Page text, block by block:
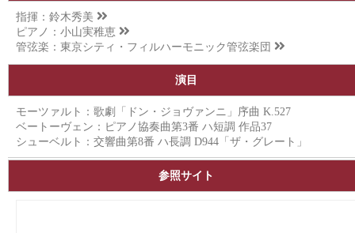
指揮： 鈴木秀美
ピアノ： 小山実稚恵
管弦楽： 東京シティ・フィルハーモニック管弦楽団
演目
モーツァルト：歌劇「ドン・ジョヴァンニ」序曲 K.527
ベートーヴェン：ピアノ協奏曲第3番 ハ短調 作品37
シューベルト：交響曲第8番 ハ長調 D944「ザ・グレート」
参照サイト